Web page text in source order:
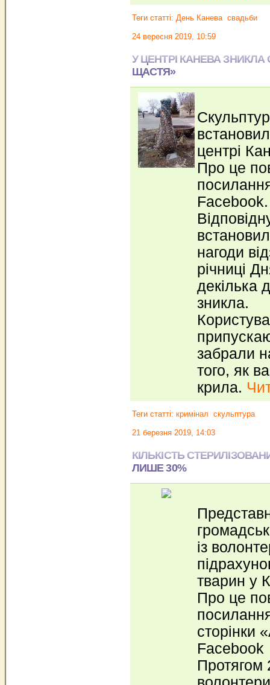
Теги статті: День Канева свадьби
24 вересня 2019, 10:59
У ЦЕНТРІ КАНЕВА ЗНИКЛА
ЩАСТЯ»
центрі
Про це
Facebook.
нагоди
річниці
декілька
зникла.
забрали
того, як
крила.
Теги статті: кримінал скульптура
21 березня 2019, 14:03
КІЛЬКІСТЬ
ЛИШЕ 30%
із
тварин у
Про це
сторінки
Facebook
Протягом